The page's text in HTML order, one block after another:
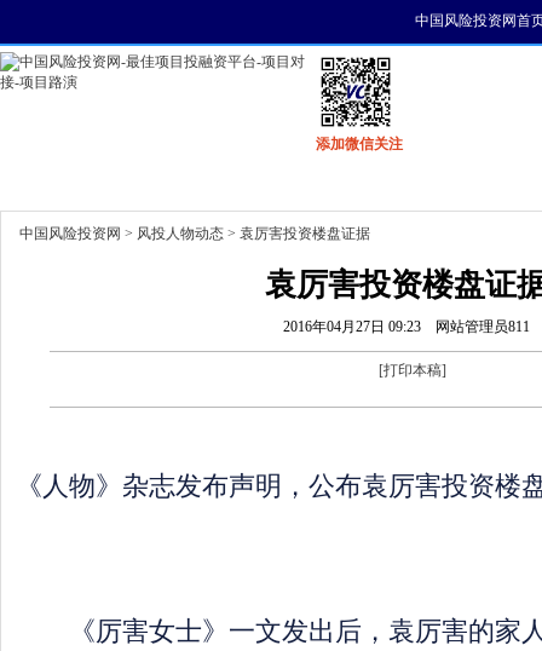
中国风险投资网首
添加微信关注
中国风险投资网 > 风投人物动态 > 袁厉害投资楼盘证据
袁厉害投资楼盘证
2016年04月27日 09:23 网站管理员811
[打印本稿]
《人物》杂志发布声明，公布袁厉害投资楼
《厉害女士》一文发出后，袁厉害的家